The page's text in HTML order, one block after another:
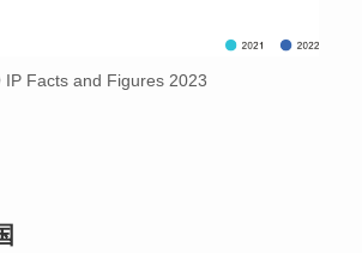
IP Facts and Figures 2023